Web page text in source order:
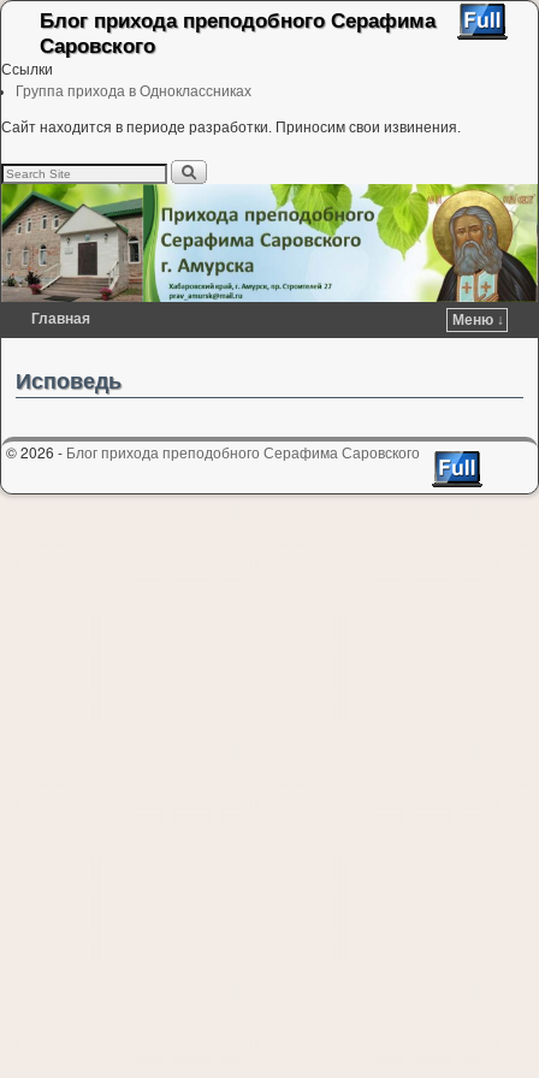
Блог прихода преподобного Серафима
Саровского
Ссылки
Группа прихода в Одноклассниках
Сайт находится в периоде разработки. Приносим свои извинения.
Главная
Меню ↓
Исповедь
© 2026 - Блог прихода преподобного Серафима Саровского